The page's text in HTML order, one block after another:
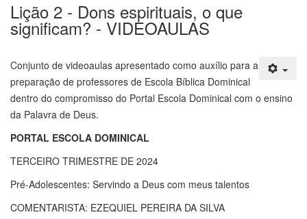
Lição 2 - Dons espirituais, o que
significam? - VIDEOAULAS
Conjunto de videoaulas apresentado como auxílio para a
preparação de professores de Escola Bíblica Dominical
dentro do compromisso do Portal Escola Dominical com o ensino
da Palavra de Deus.
PORTAL ESCOLA DOMINICAL
TERCEIRO TRIMESTRE DE 2024
Pré-Adolescentes: Servindo a Deus com meus talentos
COMENTARISTA: EZEQUIEL PEREIRA DA SILVA